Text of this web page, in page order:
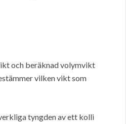
och beräknad volymvikt
vilken vikt som
tyngden av ett kolli